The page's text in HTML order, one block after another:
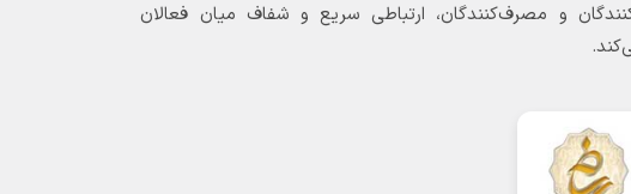
و مصرف‌کنندگان، ارتباطی سریع و شفاف میان فعالان